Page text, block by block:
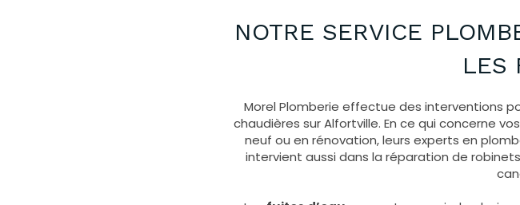
NOTRE SERVICE
LES
Morel Plomberie effectue des interventions
chaudières sur Alfortville. En ce qui concerne
neuf ou en rénovation, leurs experts en
intervient aussi dans la réparation de